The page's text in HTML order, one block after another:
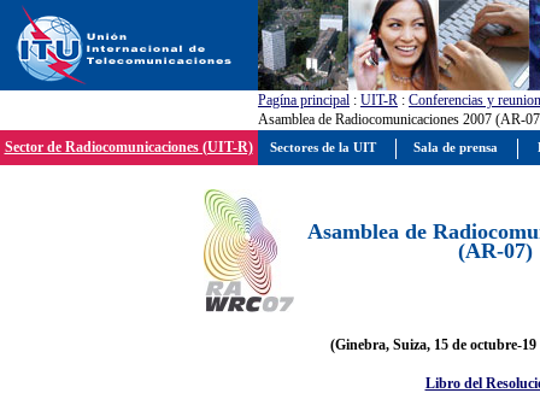
Pagína principal : UIT-R : Conferencias y
Asamblea de Radiocomunicaciones 2007 (AR-
Sector de Radiocomunicaciones (UIT-R)
Asamblea de
(AR-07)
(Ginebra, Suiza, 15 de octubre-19
Libro del
Sectores de la UIT Sala de prensa